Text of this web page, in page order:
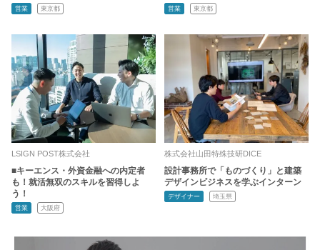
営業 東京都 営業 東京都
LSIGN POST株式会社
■キーエンス・外資金融への内定者
も！就活無双のスキルを習得しよ
う！
営業 大阪府
株式会社山田特殊技研DICE
設計事務所で「ものづくり」と建築
デザインビジネスを学ぶインターン
デザイナー 埼玉県